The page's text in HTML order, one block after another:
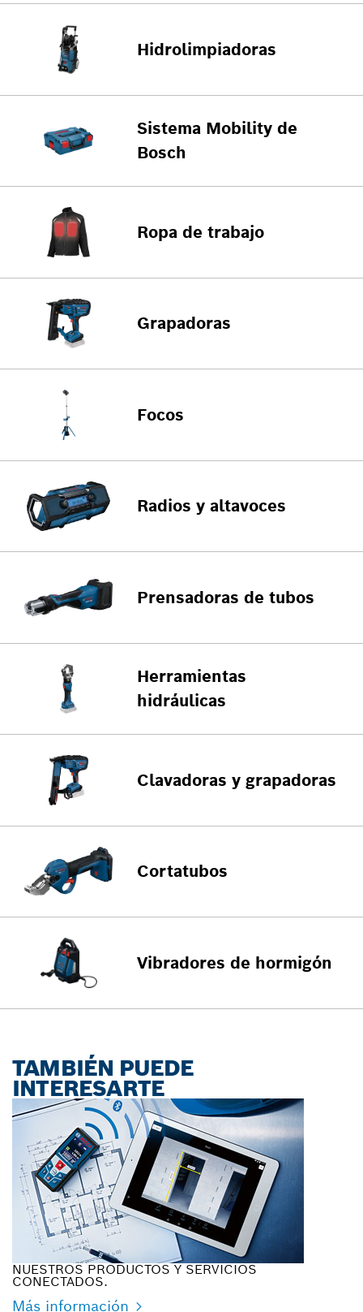
Hidrolimpiadoras
Sistema Mobility de
Bosch
Ropa de trabajo
Grapadoras
Focos
Radios y altavoces
Prensadoras de tubos
Herramientas
hidráulicas
Clavadoras y grapadoras
Cortatubos
Vibradores de hormigón
TAMBIÉN PUEDE
INTERESARTE
NUESTROS PRODUCTOS Y SERVICIOS
CONECTADOS.
Más información